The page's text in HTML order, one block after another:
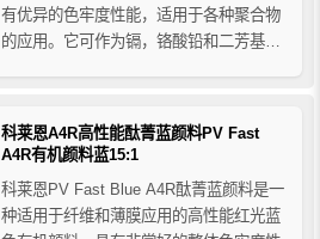
有优异的色牢度性能，适用于各种聚合物
的应用。它可作为镉，铬酸铅和二芳基化
科莱恩A4R高性能酞菁蓝颜料PV Fast
A4R有机颜料蓝15:1
科莱恩PV Fast Blue A4R酞菁蓝颜料是一
种适用于纤维和薄膜应用的高性能红光蓝